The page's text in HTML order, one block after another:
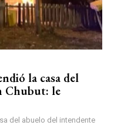
la casa del
Chubut: le
del abuelo del intendente